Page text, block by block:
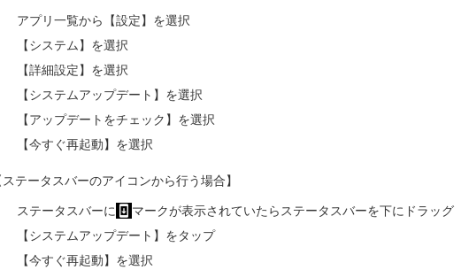
アプリ一覧から【設定】を選択
【システム】を選択
【詳細設定】を選択
【システムアップデート】を選択
【アップデートをチェック】を選択
【今すぐ再起動】を選択
テータスバーのアイコンから行う場合】
ステータスバーに
マークが表示されていたらステータスバーを下にドラッグ
【システムアップデート】をタップ
【今すぐ再起動】を選択